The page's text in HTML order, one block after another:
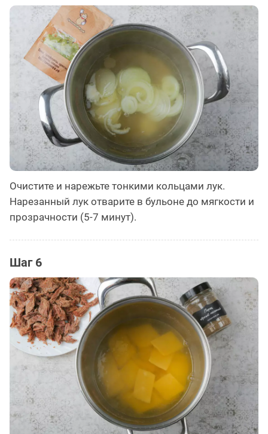
Очистите и нарежьте тонкими кольцами лук.
Нарезанный лук отварите в бульоне до мягкости и
прозрачности (5-7 минут).
Шаг 6